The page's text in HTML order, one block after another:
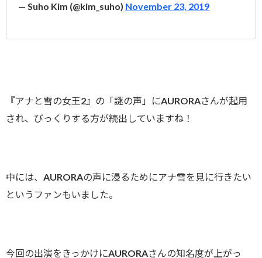
— Suho Kim (@kim_suho) November 23, 2019
『アナと雪の女王2』の「謎の声」にAURORAさんが起用
され、びっくりする方が続出していますね！
中には、AURORAの声に浸るためにアナ雪を見に行きたい
というファンもいました。
今回の出演をきっかけにAURORAさんの知名度が上がっ